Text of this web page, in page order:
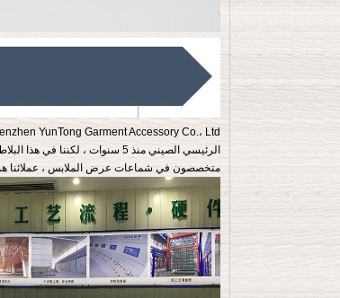
الرئيسي الصيني منذ 5 سنوات ، لكننا في هذا البلاط منذ أكثر من 10 سنوات سلف معرف Yuantong شماعات شركة تجارية.
متخصصون في شماعات عرض الملابس ، عملائنا